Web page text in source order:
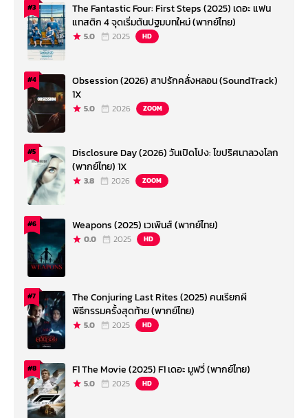
#3
The Fantastic Four: First Steps (2025) เดอะ แฟน
แทสติก 4 จุดเริ่มต้นปฐมบทใหม่ (พากย์ไทย)
5.0 2025 HD
#4
Obsession (2026) สาปรักคลั่งหลอน (SoundTrack)
1X
5.0 2026 ZOOM
#5
Disclosure Day (2026) วันเปิดโปง: ไขปริศนาลวงโลก
(พากย์ไทย) 1X
3.8 2026 ZOOM
#6 Weapons (2025) เวเพินส์ (พากย์ไทย)
0.0 2025 HD
#7
The Conjuring Last Rites (2025) คนเรียกผี
พิธีกรรมครั้งสุดท้าย (พากย์ไทย)
5.0 2025 HD
#8 F1 The Movie (2025) F1 เดอะ มูฟวี่ (พากย์ไทย)
5.0 2025 HD